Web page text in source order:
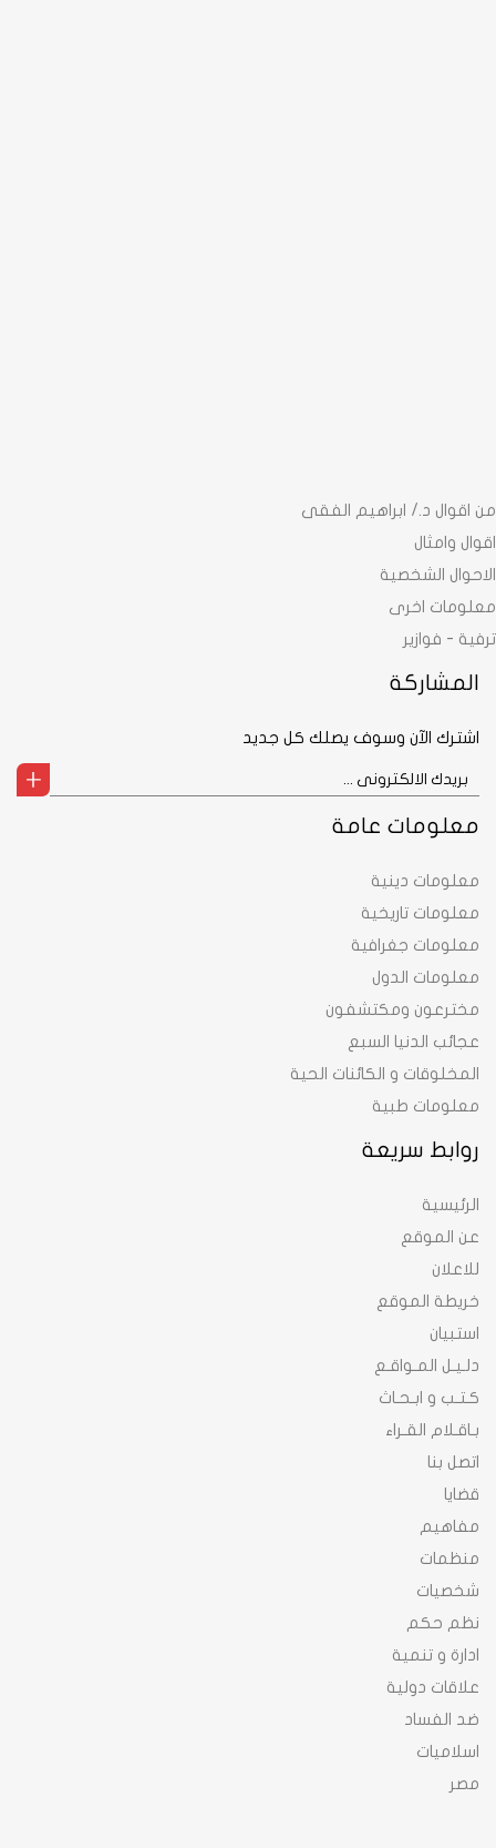
روابط سريعة
الرئيسية
عن الموقع
للاعلان
خريطة الموقع
استبيان
دلـيـل المـواقـع
كـتـب و ابـحـاث
بـاقـلام القـراء
اتصل بنا
قضايا
مفاهيم
منظمات
شخصيات
نظم حكم
ادارة و تنمية
علاقات دولية
ضد الفساد
اسلاميات
مصر
معلومات عامة
معلومات دينية
معلومات تاريخية
معلومات جغرافية
معلومات الدول
مخترعون ومكتشفون
عجائب الدنيا السبع
المخلوقات و الكائنات الحية
معلومات طبية
من اقوال د./ ابراهيم الفقى
اقوال وامثال
الاحوال الشخصية
معلومات اخرى
ترفية - فوازير
المشاركة
اشترك الآن وسوف يصلك كل جديد